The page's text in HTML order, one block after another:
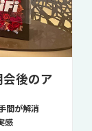
後のア
間が解消
感